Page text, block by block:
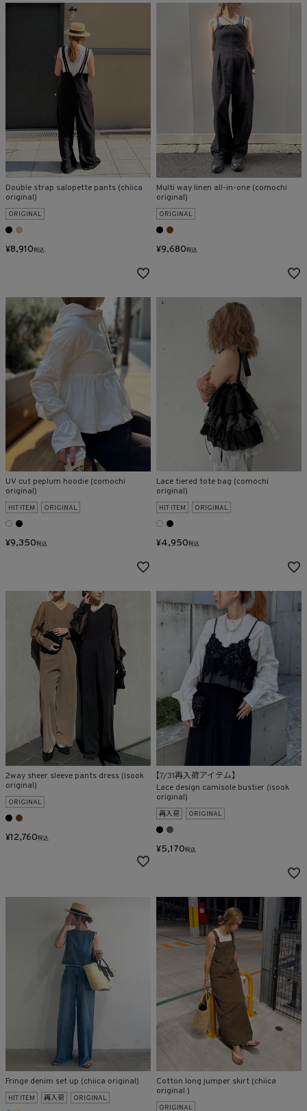
Double strap salopette pants (chiica
original)
ORIGINAL
¥8,910税込
Multi way linen all-in-one (comochi
original)
ORIGINAL
¥9,680税込
UV cut peplum hoodie (comochi
original)
HIT ITEM ORIGINAL
¥9,350税込
Lace tiered tote bag (comochi
original)
HIT ITEM ORIGINAL
¥4,950税込
2way sheer sleeve pants dress (isook
original)
ORIGINAL
¥12,760税込
【7/31再入荷アイテム】
Lace design camisole bustier (isook
original)
再入荷 ORIGINAL
¥5,170税込
Fringe denim set up (chiica original)
HIT ITEM 再入荷 ORIGINAL
Cotton long jumper skirt (chiica
original )
ORIGINAL